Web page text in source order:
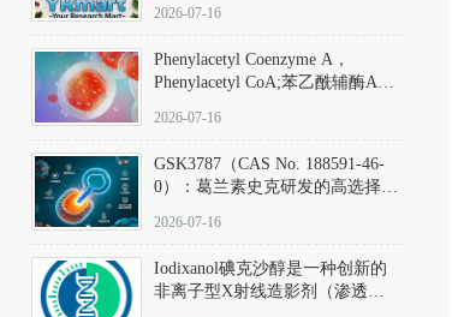
激酶抑制剂的深度剖析
2026-07-16
Phenylacetyl Coenzyme A，
Phenylacetyl CoA;苯乙酰辅酶A
2026-07-16
GSK3787（CAS No. 188591-46-
0）：葛兰素史克研发的高选择
抗剂，被广泛视为研究PPARδ核
受体生理功能、信号通路验证及
靶点药理机制的金标准化学探
针。
2026-07-16
Iodixanol碘克沙醇是一种创新的
非离子型X射线造影剂（渗透压